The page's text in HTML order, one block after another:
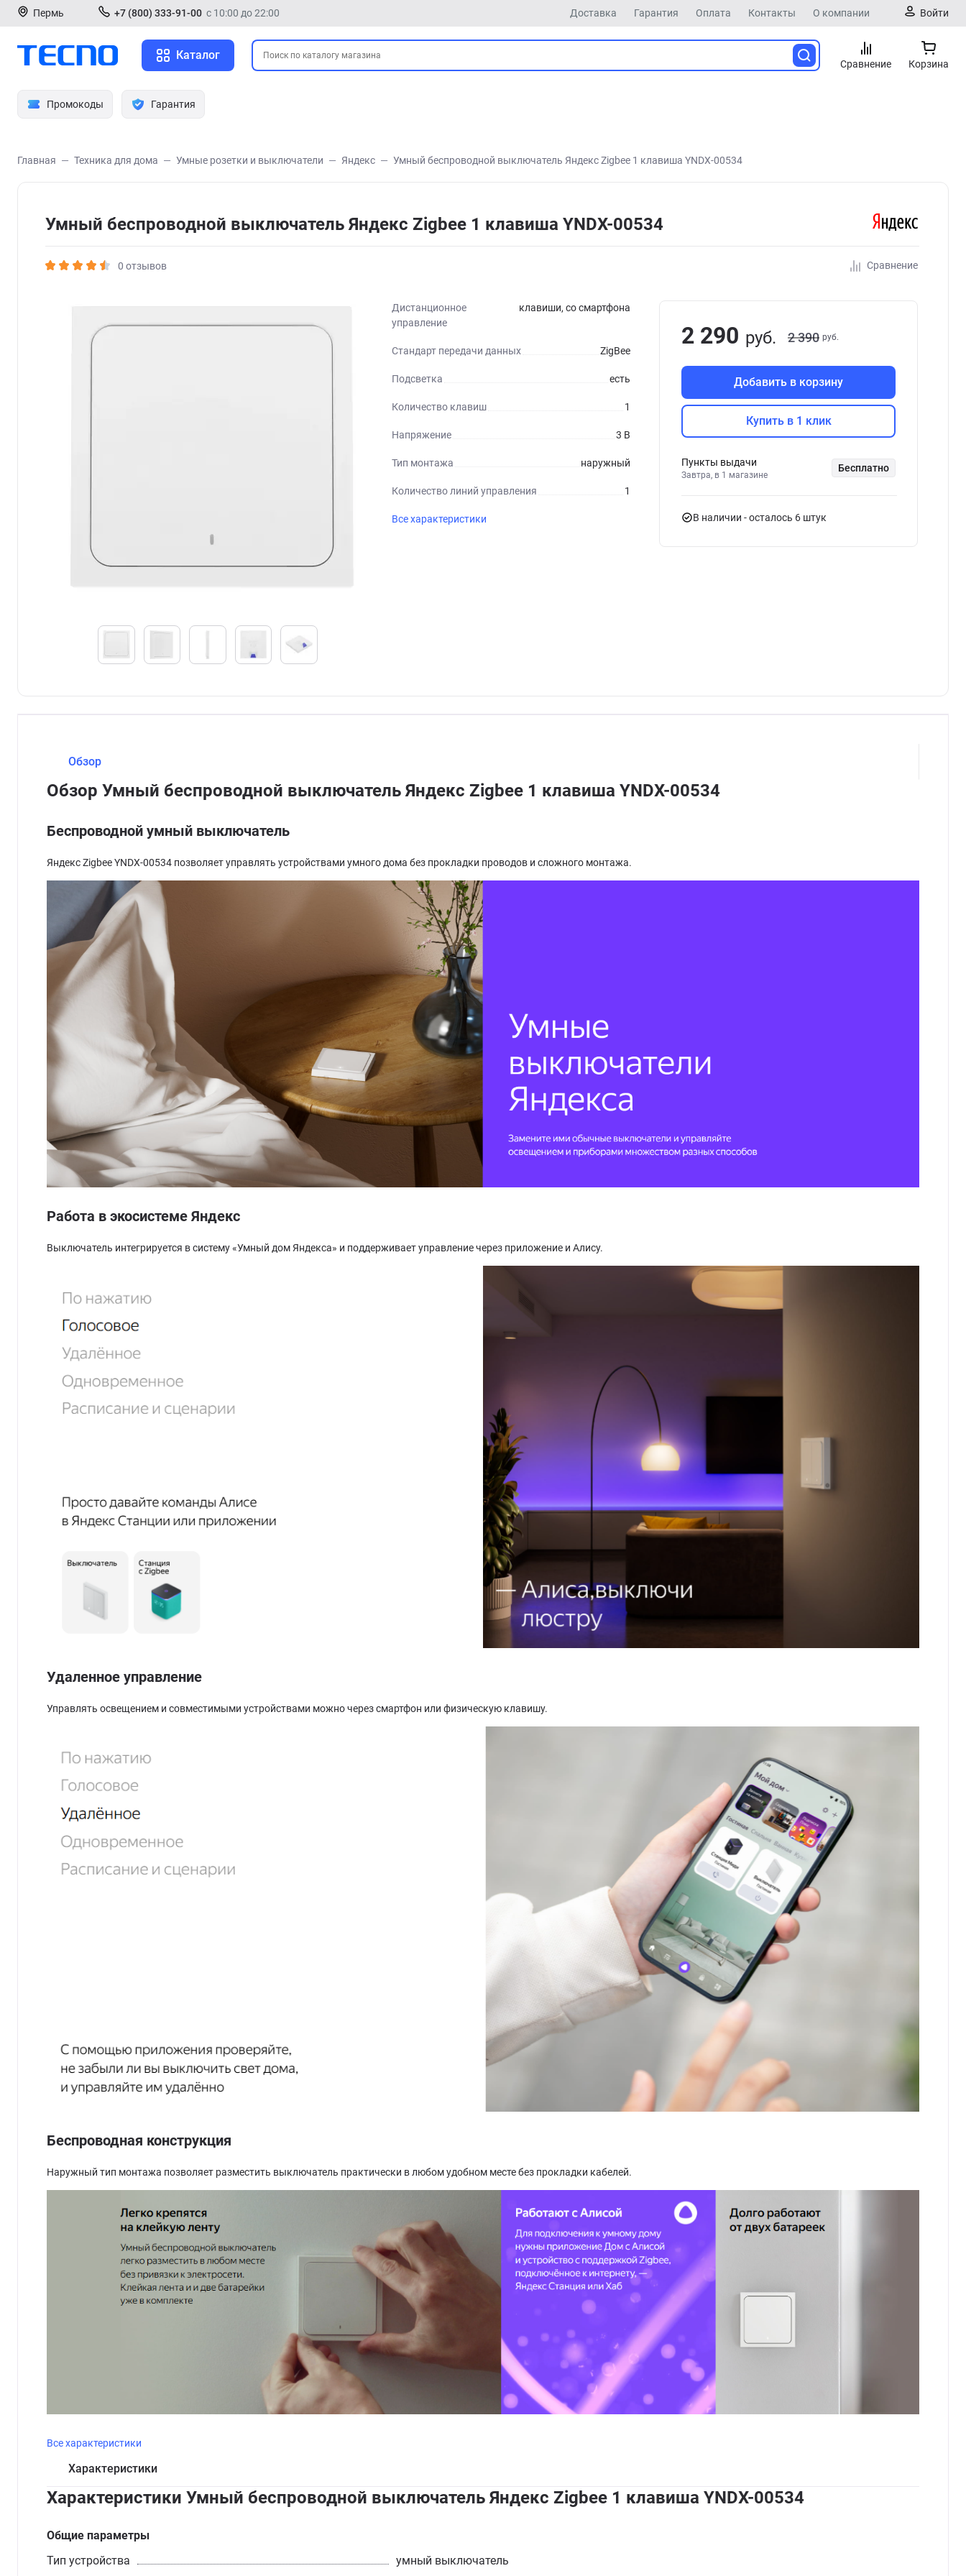
Пермь +7 (800) 333-91-00 с 10:00 до 22:00 Доставка Гарантия Оплата Контакты О компании Войти
Каталог
Сравнение Корзина
Промокоды Гарантия
Главная Техника для дома Умные розетки и выключатели Яндекс Умный беспроводной выключатель Яндекс Zigbee 1 клавиша YNDX-00534
Умный беспроводной выключатель Яндекс Zigbee 1 клавиша YNDX-00534
0 отзывов Сравнение
Дистанционное
управление
клавиши, со смартфона
Стандарт передачи данных ZigBee
Подсветка есть
Количество клавиш 1
Напряжение 3 В
Тип монтажа наружный
Количество линий управления 1
Все характеристики
2 290 руб. 2 390 руб.
Добавить в корзину
Купить в 1 клик
Пункты выдачи
Завтра, в 1 магазине
Бесплатно
В наличии - осталось 6 штук
Обзор
Обзор Умный беспроводной выключатель Яндекс Zigbee 1 клавиша YNDX-00534
Беспроводной умный выключатель
Яндекс Zigbee YNDX-00534 позволяет управлять устройствами умного дома без прокладки проводов и сложного монтажа.
Работа в экосистеме Яндекс
Выключатель интегрируется в систему «Умный дом Яндекса» и поддерживает управление через приложение и Алису.
Удаленное управление
Управлять освещением и совместимыми устройствами можно через смартфон или физическую клавишу.
Беспроводная конструкция
Наружный тип монтажа позволяет разместить выключатель практически в любом удобном месте без прокладки кабелей.
Все характеристики
Характеристики
Характеристики Умный беспроводной выключатель Яндекс Zigbee 1 клавиша YNDX-00534
Общие параметры
Тип устройства
умный выключатель